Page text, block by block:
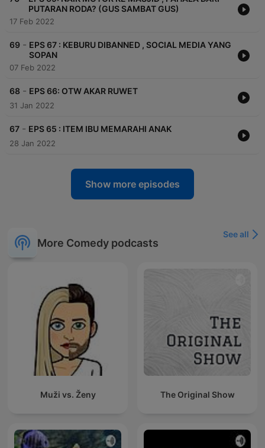
PUTARAN RODA? (GUS SAMBAT GUS)
17 Feb 2022
69 - EPS 67 : KEBURU DIBANNED , SOCIAL MEDIA YANG
SOPAN
07 Feb 2022
68 - EPS 66: OTW AKAR RUWET
31 Jan 2022
67 - EPS 65 : ITEM IBU MEMARAHI ANAK
28 Jan 2022
Show more episodes
More Comedy podcasts
See all
Muži vs. Ženy The Original Show